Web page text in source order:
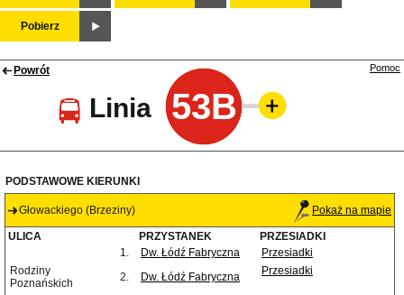
Pobierz
Powrót
Linia 53B
Pomoc
PODSTAWOWE KIERUNKI
Głowackiego (Brzeziny) Pokaż na mapie
ULICA PRZYSTANEK
PRZESIADKI
1.
Dw. Łódź Fabryczna
Przesiadki
Rodziny
Poznańskich
2. Dw. Łódź Fabryczna Przesiadki